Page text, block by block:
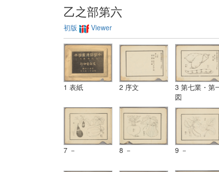
乙之部第六
初版 Viewer
1 表紙 2 序文
3 第七業・第
図
7 － 8 － 9 －